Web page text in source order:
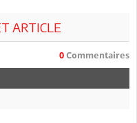
ARTICLE
0 Commentaires